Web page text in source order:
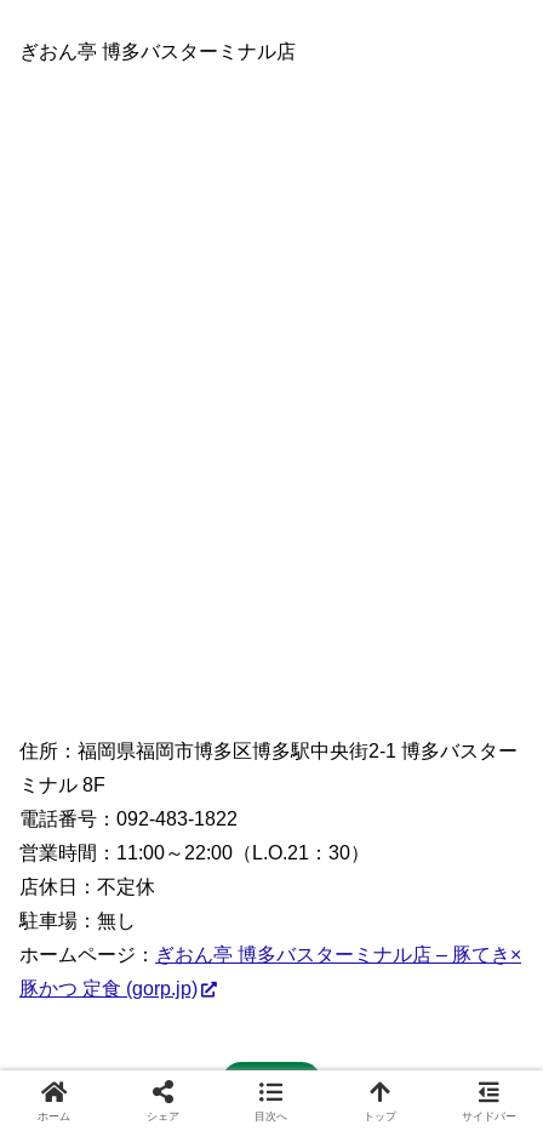
ぎおん亭 博多バスターミナル店
住所：福岡県福岡市博多区博多駅中央街2-1 博多バスター
ミナル 8F
電話番号：092-483-1822
営業時間：11:00～22:00（L.O.21：30）
店休日：不定休
駐車場：無し
ホームページ： ぎおん亭 博多バスターミナル店 – 豚てき×
豚かつ 定食 (gorp.jp)
ホームへ
ホーム シェア 目次へ トップ サイドバー